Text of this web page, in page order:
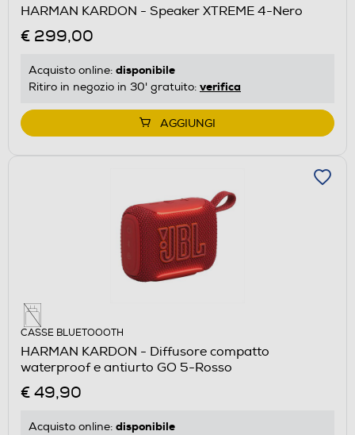
HARMAN KARDON - Speaker XTREME 4-Nero
€ 299,00
Acquisto online: disponibile
Ritiro in negozio in 30' gratuito: verifica
AGGIUNGI
CASSE BLUETOOOTH
HARMAN KARDON - Diffusore compatto
waterproof e antiurto GO 5-Rosso
€ 49,90
Acquisto online: disponibile